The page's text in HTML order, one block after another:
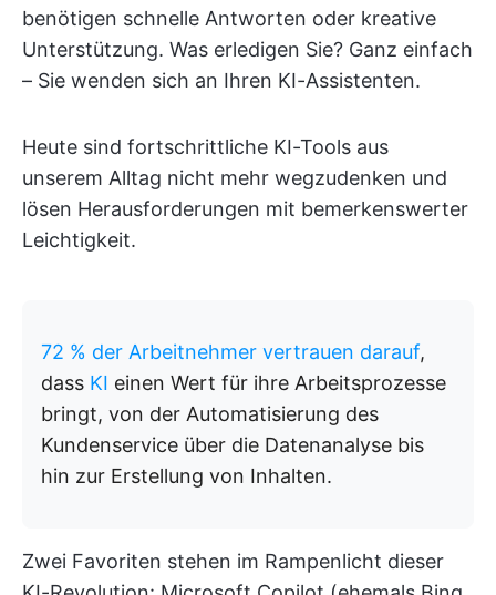
benötigen schnelle Antworten oder kreative
Unterstützung. Was erledigen Sie? Ganz einfach
– Sie wenden sich an Ihren KI-Assistenten.
Heute sind fortschrittliche KI-Tools aus
unserem Alltag nicht mehr wegzudenken und
lösen Herausforderungen mit bemerkenswerter
Leichtigkeit.
72 % der Arbeitnehmer vertrauen darauf,
dass KI einen Wert für ihre Arbeitsprozesse
bringt, von der Automatisierung des
Kundenservice über die Datenanalyse bis
hin zur Erstellung von Inhalten.
Zwei Favoriten stehen im Rampenlicht dieser